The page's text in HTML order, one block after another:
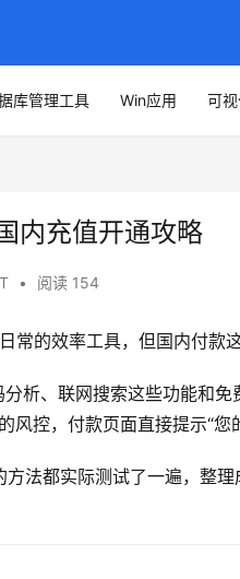
库管理工具 Win应用 可
内充值开通攻略
• 阅读 154
常的效率工具，但国内付款
析、联网搜索这些功能和
控，付款页面直接提示“您
法都实际测试了一遍，整